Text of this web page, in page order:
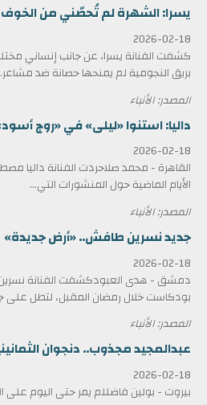
يسرا: الشهرة لم تُحصّني من الخوف
2026-02-18
كشفت الفنانة يسرا، عن جانب إنساني
بريق النجومية لم يمنحها حصانة ضد
المصدر: الأنباء
داليا: استنوا «ليلى» في «روج
2026-02-18
القاهرة - محمد صلاحردت الفنانة داليا
الأيام الماضية حول المنشورات التي...
المصدر: الأنباء
جديد نسرين طافش.. «أرض جديدة»
2026-02-18
دمشق - هدى العبودكشفت الفنانة
بودكاست خلال رمضان المقبل، لتطل على
المصدر: الأنباء
عبدالمجيد مجذوب.. دنجوان
2026-02-18
بيروت - بولين فاضللم يمر حتى اليوم على